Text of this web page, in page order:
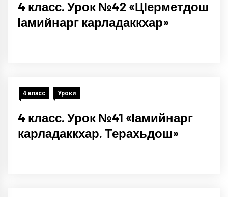
4 класс. Урок №42 «ЦIерметдош
Iамийнарг карладаккхар»
4 класс Уроки
4 класс. Урок №41 «Iамийнарг
карладаккхар. Терахьдош»